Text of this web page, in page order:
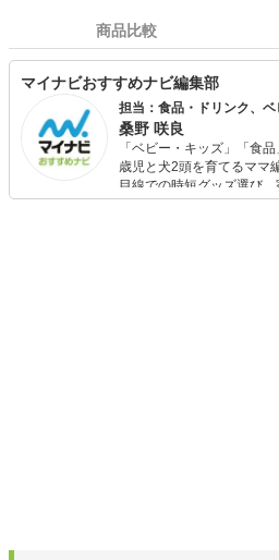
商品比較
マイナビおすすめナビ編集部
担当：食品・ドリンク、
桑野 咲良
「ベビー・キッズ」「食
歳児と犬2頭を育てるママ
目線での時短グッズ選び
食品選び、束の間のリラ